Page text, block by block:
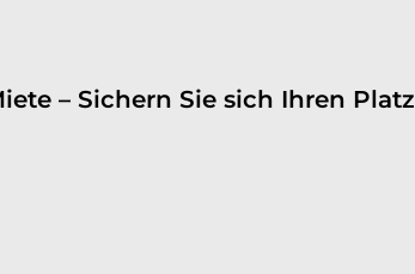
– Sichern Sie sich Ihren Platz